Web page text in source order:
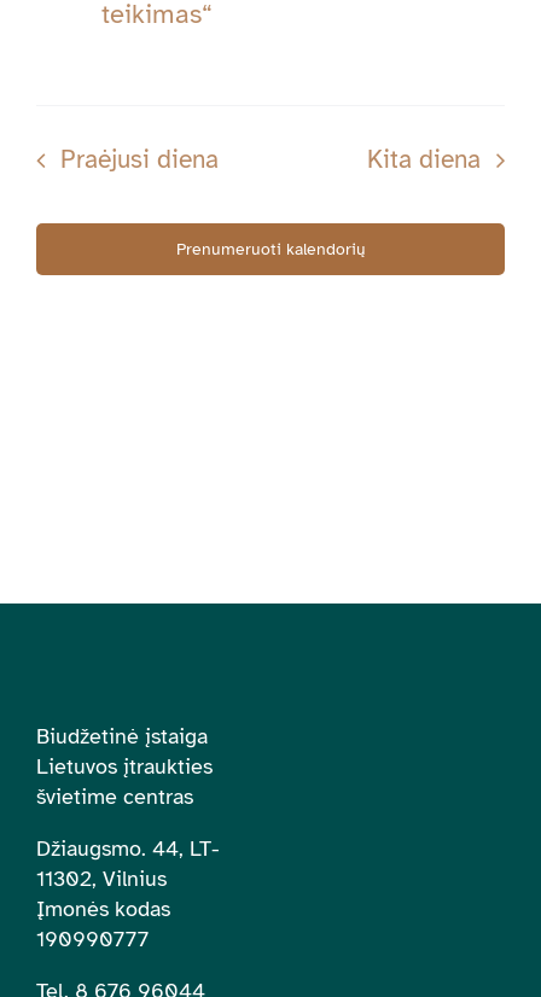
27
teikimas“
Praėjusi diena Kita diena
Prenumeruoti kalendorių
Biudžetinė įstaiga
Lietuvos įtraukties
švietime centras
Džiaugsmo. 44, LT-
11302, Vilnius
Įmonės kodas
190990777
Tel. 8 676 96044